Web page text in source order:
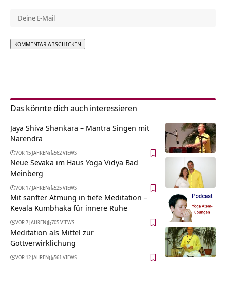
Das könnte dich auch interessieren
Jaya Shiva Shankara – Mantra Singen mit
Narendra
VOR 15 JAHREN 562 VIEWS
Neue Sevaka im Haus Yoga Vidya Bad
Meinberg
VOR 17 JAHREN 525 VIEWS
Mit sanfter Atmung in tiefe Meditation –
Kevala Kumbhaka für innere Ruhe
VOR 7 JAHREN 705 VIEWS
Meditation als Mittel zur
Gottverwirklichung
VOR 12 JAHREN 561 VIEWS